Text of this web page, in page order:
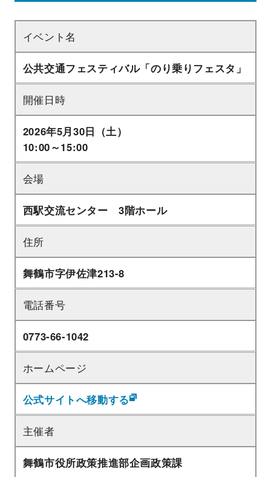
イベント名
公共交通フェスティバル「のり乗りフェスタ」
開催日時
2026年5月30日（土）
10:00～15:00
会場
西駅交流センター 3階ホール
住所
舞鶴市字伊佐津213-8
電話番号
0773-66-1042
ホームページ
公式サイトへ移動する
主催者
舞鶴市役所政策推進部企画政策課